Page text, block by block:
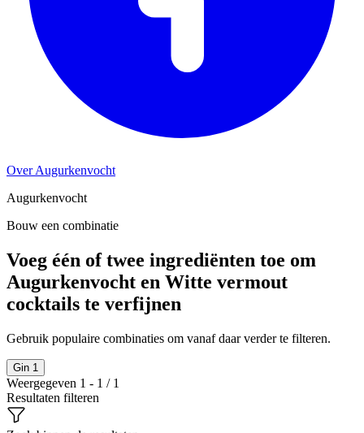
Over Augurkenvocht
Augurkenvocht
Bouw een combinatie
Voeg één of twee ingrediënten toe om
Augurkenvocht en Witte vermout
cocktails te verfijnen
Gebruik populaire combinaties om vanaf daar verder te filteren.
Gin 1
Weergegeven 1 - 1 / 1
Resultaten filteren